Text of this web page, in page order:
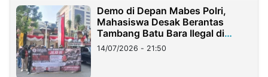
Demo di Depan Mabes Polri,
Mahasiswa Desak Berantas
Tambang Batu Bara Ilegal di
Lampung
14/07/2026 - 21:50